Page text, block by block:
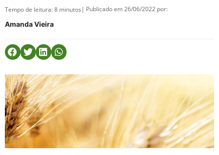
Tempo de leitura:8 minutos | Publicado em 26/06/2022 por:
Amanda Vieira